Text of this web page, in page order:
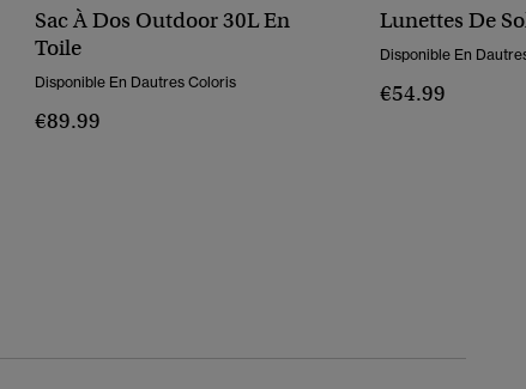
Sac À Dos Outdoor 30L En
Toile
Disponible En Dautres Coloris
€89.99
Lunettes De
Disponible En
€54.99